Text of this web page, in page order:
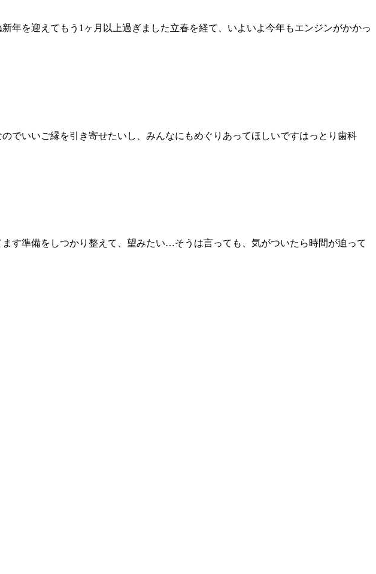
年を迎えてもう1ヶ月以上過ぎました立春を経て、いよいよ今年もエンジンがかかっ
でいいご縁を引き寄せたいし、みんなにもめぐりあってほしいですはっとり歯科
す準備をしつかり整えて、望みたい…そうは言っても、気がついたら時間が迫って